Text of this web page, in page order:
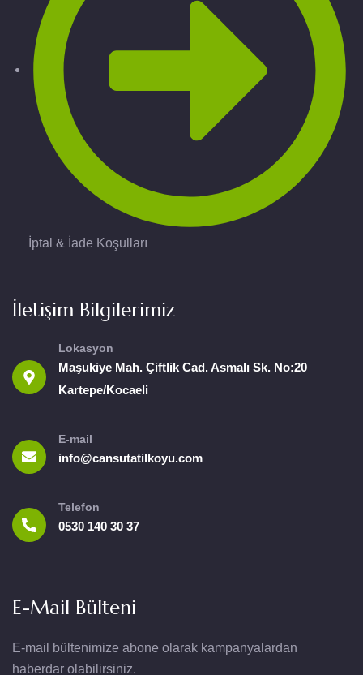
İptal & İade Koşulları
İletişim Bilgilerimiz
Lokasyon
Maşukiye Mah. Çiftlik Cad. Asmalı Sk. No:20
Kartepe/Kocaeli
E-mail
info@cansutatilkoyu.com
Telefon
0530 140 30 37
E-Mail Bülteni
E-mail bültenimize abone olarak kampanyalardan
haberdar olabilirsiniz.